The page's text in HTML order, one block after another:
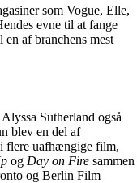
som Vogue, Elle,
evne til at fange
af ​​branchens mest
Sutherland også
blev en del af
flere uafhængige film,
og Day on Fire sammen
og Berlin Film